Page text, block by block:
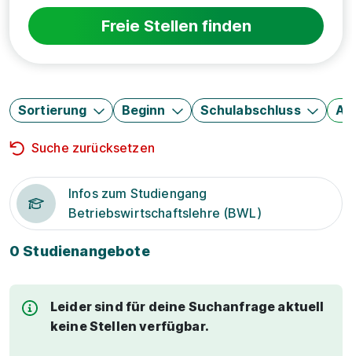
Freie Stellen finden
Sortierung Beginn Schulabschluss
Suche zurücksetzen
Infos zum Studiengang
Betriebswirtschaftslehre (BWL)
0 Studienangebote
Leider sind für deine Suchanfrage aktuell
keine Stellen verfügbar.